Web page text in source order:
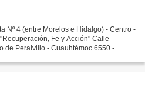
Nº 4 (entre Morelos e Hidalgo) - Centro -
de Peralvillo - Cuauhtémoc 6550 -